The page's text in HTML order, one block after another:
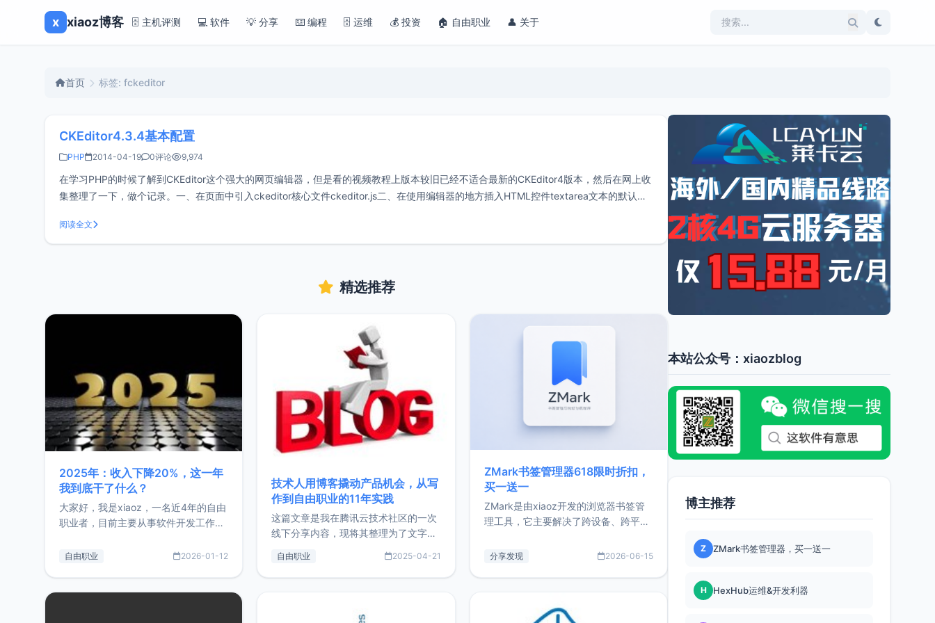
x xiaoz博客 🗄️ 主机评测 💻 软件 💡 分享 ⌨️ 编程 🗄️ 运维 💰 投资 🏠 自由职业 👤 关于
首页 标签: fckeditor
CKEditor4.3.4基本配置
PHP 2014-04-19 0评论 9,974
在学习PHP的时候了解到CKEditor这个强大的网页编辑器，但是看的视频教程上版本较旧已经不适合最新的CKEditor4版本，然后在网上收
集整理了一下，做个记录。一、在页面中引入ckeditor核心文件ckeditor.js二、在使用编辑器的地方插入HTML控件textarea文本的默认
阅读全文
精选推荐
2025年：收入下降20%，这一年
我到底干了什么？
大家好，我是xiaoz，一名近4年的自由
职业者，目前主要从事软件开发工作。
的总结，内容主要包括：工作、学习、
自由职业 2026-01-12
技术人用博客撬动产品机会，从写
作到自由职业的11年实践
这篇文章是我在腾讯云技术社区的一次
线下分享内容，现将其整理为了文字
版，分享了写博客11年来的经历，以及
通过博客过渡到做产品和走向自由职业
的一个小故事。文中还首次公开了我的
自由职业 2025-04-21
ZMark书签管理器618限时折扣，
买一送一
ZMark是由xiaoz开发的浏览器书签管
理工具，它主要解决了跨设备、跨平
做到一处部署、随处访问。同时，它还
量级： 使用Bun + Hono.js
分享发现 2026-06-15
本站公众号：xiaozblog
博主推荐
Z ZMark书签管理器，买一送一
H HexHub运维&开发利器